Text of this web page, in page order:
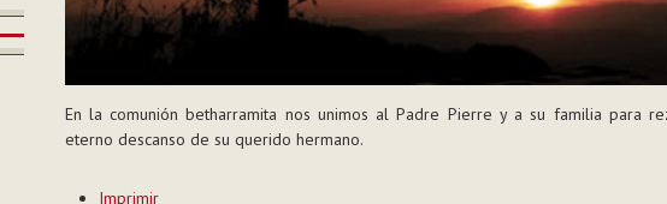
En la comunión betharramita nos unimos al Padre Pierre y a su familia para
eterno descanso de su querido hermano.
Imprimir